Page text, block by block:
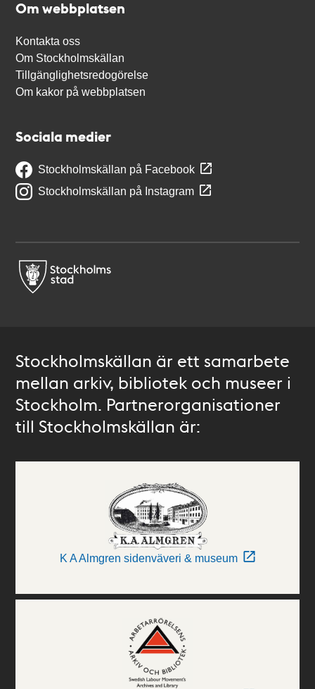
Om webbplatsen
Kontakta oss
Om Stockholmskällan
Tillgänglighetsredogörelse
Om kakor på webbplatsen
Sociala medier
Stockholmskällan på Facebook
Stockholmskällan på Instagram
Stockholmskällan är ett samarbete
mellan arkiv, bibliotek och museer i
Stockholm. Partnerorganisationer
till Stockholmskällan är:
K A Almgren sidenväveri & museum